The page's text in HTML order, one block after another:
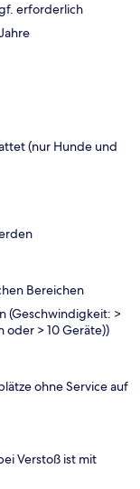
erforderlich
(nur Hunde und
Bereichen
(Geschwindigkeit: >
oder > 10 Geräte))
ohne Service auf
Verstoß ist mit